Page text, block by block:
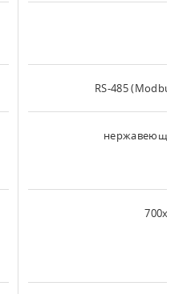
RS-485 (Modbus),
нержавеющая